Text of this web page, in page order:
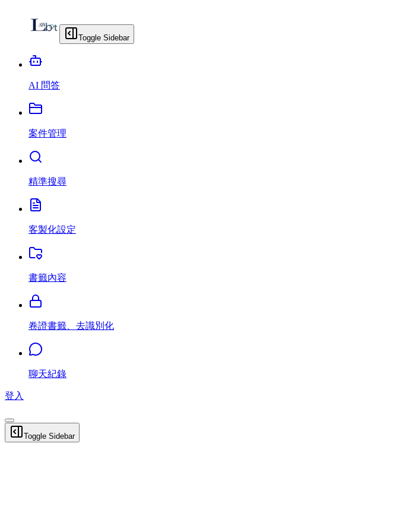
Toggle Sidebar
AI 問答
案件管理
精準搜尋
客製化設定
書籤內容
卷證書籤、去識別化
聊天紀錄
登入
Toggle Sidebar